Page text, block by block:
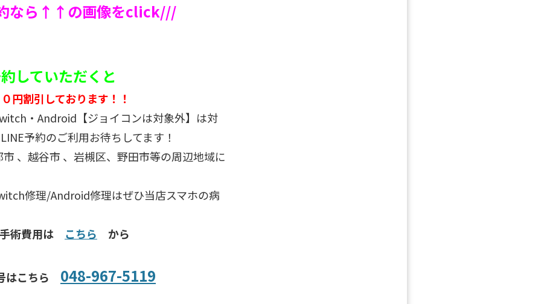
なら↑↑の画像をclick///
していただくと
円割引しております！！
・Android【ジョイコンは対象外】は対
予約のご利用お待ちしてます！
、越谷市 、岩槻区、野田市等の周辺地域に
修理/Android修理はぜひ当店スマホの病
術費用は こちら から
はこちら 048-967-5119